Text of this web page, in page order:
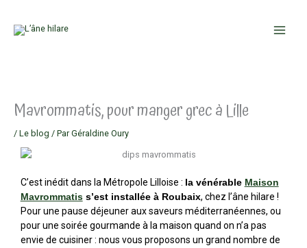
Mavrommatis, pour manger grec à Lille
/ Le blog / Par Géraldine Oury
C’est inédit dans la Métropole Lilloise : la vénérable Maison
Mavrommatiss’est installée à Roubaix, chez l’âne hilare !
Pour une pause déjeuner aux saveurs méditerranéennes, ou
pour une soirée gourmande à la maison quand on n’a pas
envie de cuisiner : nous vous proposons un grand nombre de